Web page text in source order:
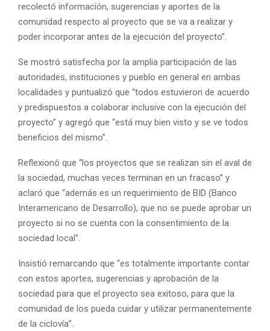
recolectó información, sugerencias y aportes de la
comunidad respecto al proyecto que se va a realizar y
poder incorporar antes de la ejecución del proyecto”.
Se mostró satisfecha por la amplia participación de las
autoridades, instituciones y pueblo en general en ambas
localidades y puntualizó que “todos estuvieron de acuerdo
y predispuestos a colaborar inclusive con la ejecución del
proyecto” y agregó que “está muy bien visto y se ve todos
beneficios del mismo”.
Reflexionó que “los proyectos que se realizan sin el aval de
la sociedad, muchas veces terminan en un fracaso” y
aclaró que “además es un requerimiento de BID (Banco
Interamericano de Desarrollo), que no se puede aprobar un
proyecto si no se cuenta con la consentimiento de la
sociedad local”.
Insistió remarcando que “es totalmente importante contar
con estos aportes, sugerencias y aprobación de la
sociedad para que el proyecto sea exitoso, para que la
comunidad de los pueda cuidar y utilizar permanentemente
de la ciclovía”.